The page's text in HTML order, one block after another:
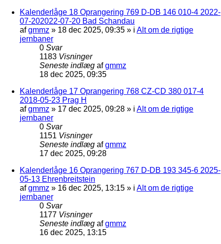
Kalenderlåge 18 Oprangering 769 D-DB 146 010-4 2022-
07-202022-07-20 Bad Schandau
afgmmz » 18 dec 2025, 09:35 » i Alt om de rigtige
jernbaner
0 Svar
1183 Visninger
Seneste indlæg afgmmz
18 dec 2025, 09:35
Kalenderlåge 17 Oprangering 768 CZ-CD 380 017-4
2018-05-23 Prag H
afgmmz » 17 dec 2025, 09:28 » i Alt om de rigtige
jernbaner
0 Svar
1151 Visninger
Seneste indlæg afgmmz
17 dec 2025, 09:28
Kalenderlåge 16 Oprangering 767 D-DB 193 345-6 2025-
05-13 Ehrenbreitstein
afgmmz » 16 dec 2025, 13:15 » i Alt om de rigtige
jernbaner
0 Svar
1177 Visninger
Seneste indlæg afgmmz
16 dec 2025, 13:15